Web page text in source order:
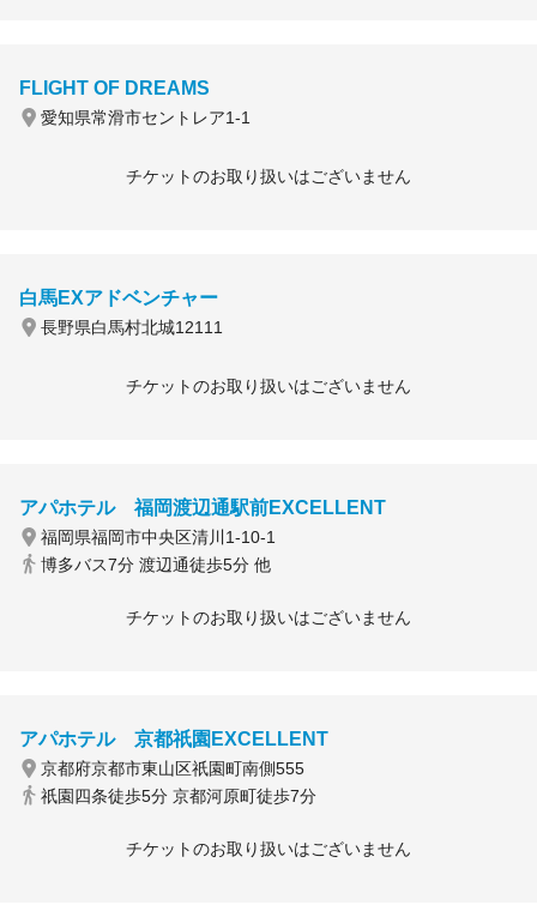
FLIGHT OF DREAMS
愛知県常滑市セントレア1-1
チケットのお取り扱いはございません
白馬EXアドベンチャー
長野県白馬村北城12111
チケットのお取り扱いはございません
アパホテル 福岡渡辺通駅前EXCELLENT
福岡県福岡市中央区清川1-10-1
博多バス7分 渡辺通徒歩5分 他
チケットのお取り扱いはございません
アパホテル 京都祇園EXCELLENT
京都府京都市東山区祇園町南側555
祇園四条徒歩5分 京都河原町徒歩7分
チケットのお取り扱いはございません